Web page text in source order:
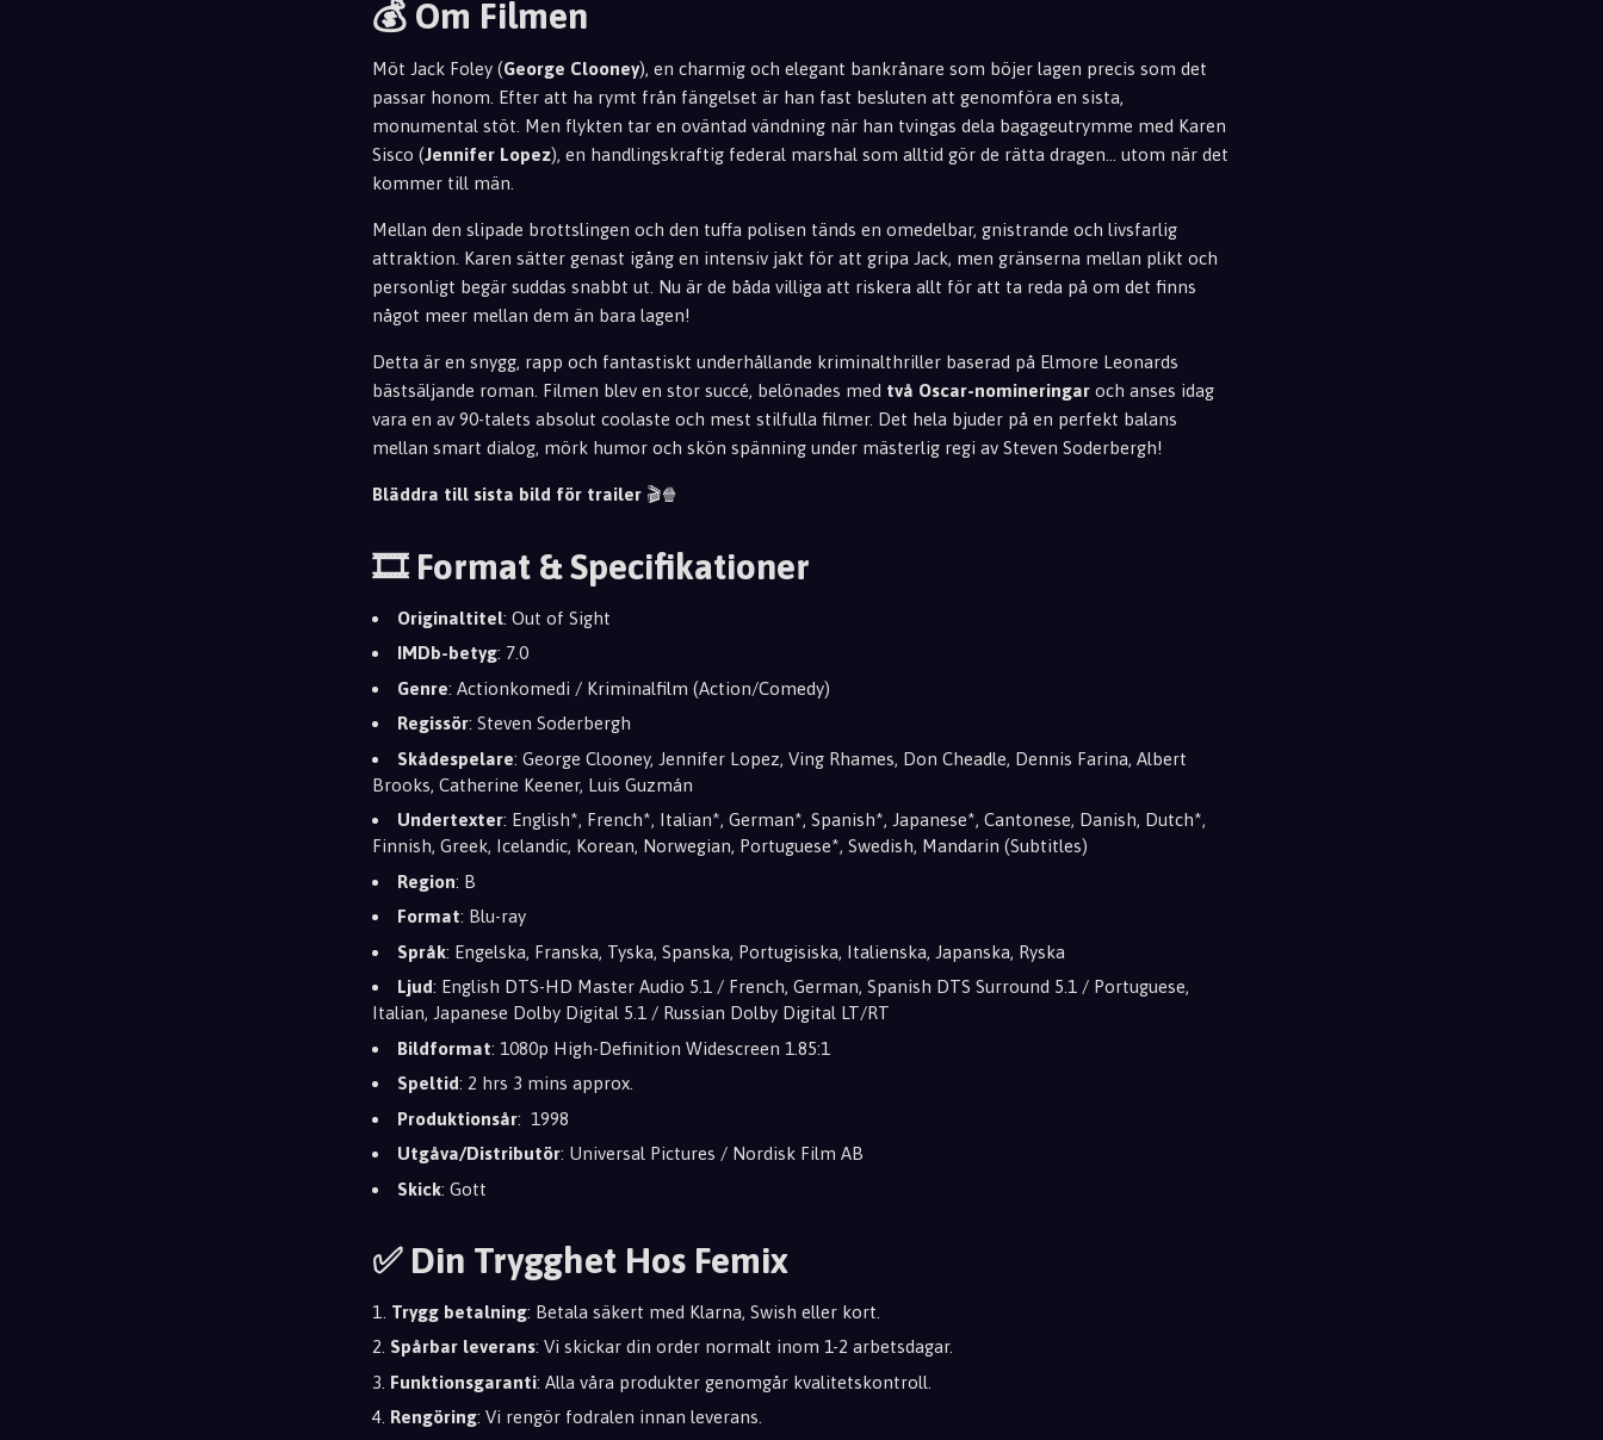
💰 Om Filmen
Möt Jack Foley (George Clooney), en charmig och elegant bankrånare som böjer lagen precis som det
passar honom. Efter att ha rymt från fängelset är han fast besluten att genomföra en sista,
monumental stöt. Men flykten tar en oväntad vändning när han tvingas dela bagageutrymme med Karen
Sisco (Jennifer Lopez), en handlingskraftig federal marshal som alltid gör de rätta dragen... utom när det
kommer till män.
Mellan den slipade brottslingen och den tuffa polisen tänds en omedelbar, gnistrande och livsfarlig
attraktion. Karen sätter genast igång en intensiv jakt för att gripa Jack, men gränserna mellan plikt och
personligt begär suddas snabbt ut. Nu är de båda villiga att riskera allt för att ta reda på om det finns
något meer mellan dem än bara lagen!
Detta är en snygg, rapp och fantastiskt underhållande kriminalthriller baserad på Elmore Leonards
bästsäljande roman. Filmen blev en stor succé, belönades med två Oscar-nomineringar och anses idag
vara en av 90-talets absolut coolaste och mest stilfulla filmer. Det hela bjuder på en perfekt balans
mellan smart dialog, mörk humor och skön spänning under mästerlig regi av Steven Soderbergh!
Bläddra till sista bild för trailer 🎬🍿
🎞️ Format & Specifikationer
Originaltitel: Out of Sight
IMDb-betyg: 7.0
Genre: Actionkomedi / Kriminalfilm (Action/Comedy)
Regissör: Steven Soderbergh
Skådespelare: George Clooney, Jennifer Lopez, Ving Rhames, Don Cheadle, Dennis Farina, Albert
Brooks, Catherine Keener, Luis Guzmán
Undertexter: English*, French*, Italian*, German*, Spanish*, Japanese*, Cantonese, Danish, Dutch*,
Finnish, Greek, Icelandic, Korean, Norwegian, Portuguese*, Swedish, Mandarin (Subtitles)
Region: B
Format: Blu-ray
Språk: Engelska, Franska, Tyska, Spanska, Portugisiska, Italienska, Japanska, Ryska
Ljud: English DTS-HD Master Audio 5.1 / French, German, Spanish DTS Surround 5.1 / Portuguese,
Italian, Japanese Dolby Digital 5.1 / Russian Dolby Digital LT/RT
Bildformat: 1080p High-Definition Widescreen 1.85:1
Speltid: 2 hrs 3 mins approx.
Produktionsår: 1998
Utgåva/Distributör: Universal Pictures / Nordisk Film AB
Skick: Gott
✅ Din Trygghet Hos Femix
Trygg betalning: Betala säkert med Klarna, Swish eller kort.
Spårbar leverans: Vi skickar din order normalt inom 1-2 arbetsdagar.
Funktionsgaranti: Alla våra produkter genomgår kvalitetskontroll.
Rengöring: Vi rengör fodralen innan leverans.